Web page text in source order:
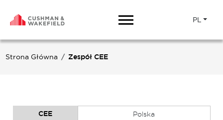
PL
Strona Główna Zespół CEE
CEE Polska